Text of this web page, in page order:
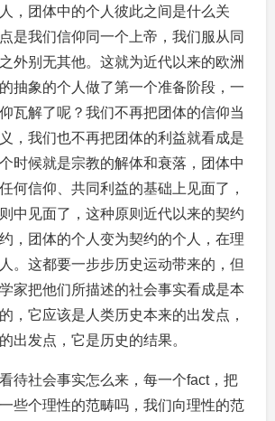
，团体中的个人彼此之间是什么关
是我们信仰同一个上帝，我们服从同
外别无其他。这就为近代以来的欧洲
抽象的个人做了第一个准备阶段，一
瓦解了呢？我们不再把团体的信仰当
，我们也不再把团体的利益就看成是
时候就是宗教的解体和衰落，团体中
何信仰、共同利益的基础上见面了，
中见面了，这种原则近代以来的契约
，团体的个人变为契约的个人，在理
。这都要一步步历史运动带来的，但
家把他们所描述的社会事实看成是本
，它应该是人类历史本来的出发点，
出发点，它是历史的结果。
待社会事实怎么来，每一个fact，把
些个理性的范畴吗，我们向理性的范